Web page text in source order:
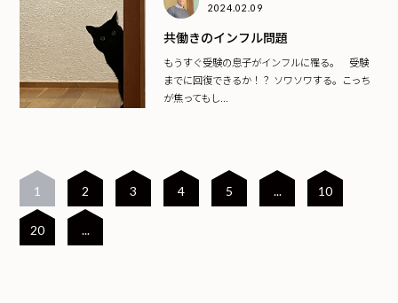
2024.02.09
共働きのインフル問題
もうすぐ受験の息子がインフルに罹る。 受験
までに回復できるか！？ ソワソワする。こっち
が焦ってもし...
1 2 3 4 5 ... 10
20 ...